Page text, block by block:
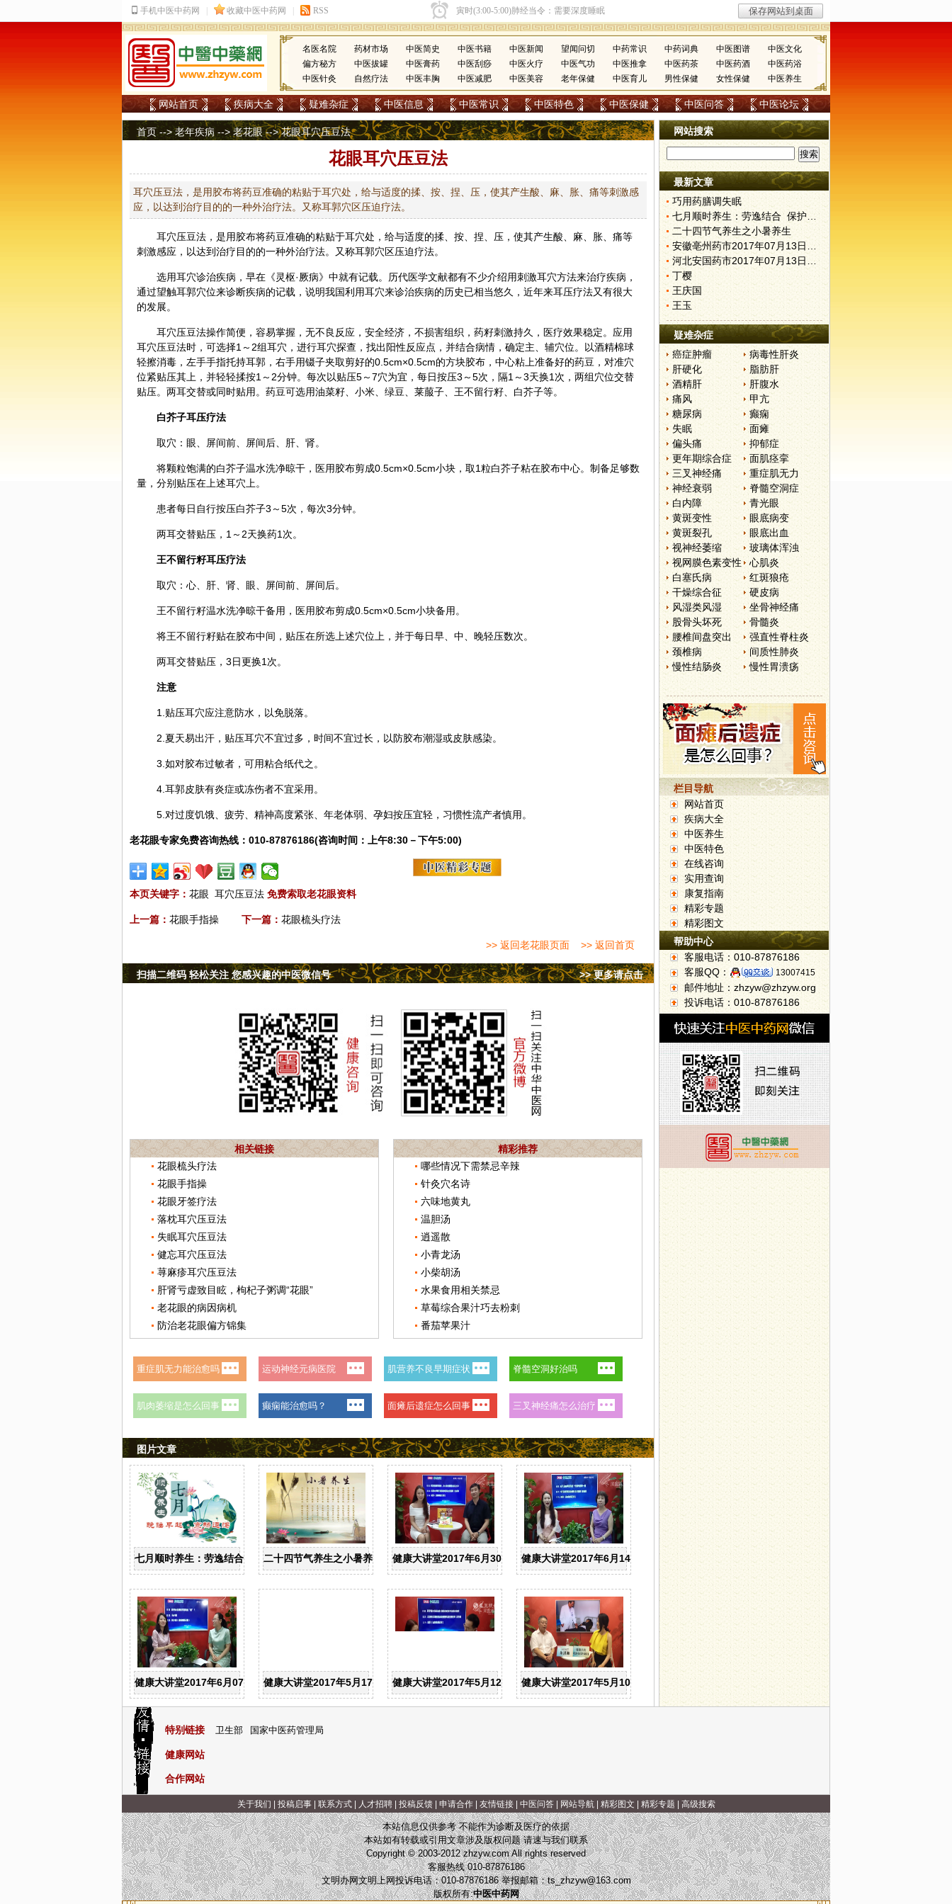
名医名院 药材市场 中医简史 中医书籍 中医新闻 望闻问切 中药常识 中药词典 中医图谱
中医文化
偏方秘方
中医拔罐 中医膏药 中医刮痧 中医火疗 中医气功 中医推拿 中医药茶 中医药酒
中医药浴
中医针灸
自然疗法 中医丰胸 中医减肥 中医美容 老年保健 中医育儿 男性保健 女性保健 中医养生
网站首页 疾病大全 疑难杂症 中医信息 中医常识 中医特色 中医保健 中医问答 中医论坛
首页 -->老年疾病 -->老花眼--> 花眼耳穴压豆法
花眼耳穴压豆法
耳穴压豆法，是用胶布将药豆准确的粘贴于耳穴处，给与适度的揉、按、捏、压，使其产生酸、麻、胀、痛等刺激感
应，以达到治疗目的的一种外治疗法。又称耳郭穴区压迫疗法。
耳穴压豆法，是用胶布将药豆准确的粘贴于耳穴处，给与适度的揉、按、捏、压，使其产生酸、麻、胀、痛等
刺激感应，以达到治疗目的的一种外治疗法。又称耳郭穴区压迫疗法。
选用耳穴诊治疾病，早在《灵枢·厥病》中就有记载。历代医学文献都有不少介绍用刺激耳穴方法来治疗疾病，
通过望触耳郭穴位来诊断疾病的记载，说明我国利用耳穴来诊治疾病的历史已相当悠久，近年来耳压疗法又有很大
的发展。
耳穴压豆法操作简便，容易掌握，无不良反应，安全经济，不损害组织，药籽刺激持久，医疗效果稳定。应用
耳穴压豆法时，可选择1～2组耳穴，进行耳穴探查，找出阳性反应点，并结合病情，确定主、辅穴位。以酒精棉球
轻擦消毒，左手手指托持耳郭，右手用镊子夹取剪好的0.5cm×0.5cm的方块胶布，中心粘上准备好的药豆，对准穴
位紧贴压其上，并轻轻揉按1～2分钟。每次以贴压5～7穴为宜，每日按压3～5次，隔1～3天换1次，两组穴位交替
贴压。两耳交替或同时贴用。药豆可选用油菜籽、小米、绿豆、 莱菔子 王不留行籽、白芥子等。
白芥子耳压疗法
取穴：眼、屏间前、屏间后、肝、肾。
将颗粒饱满的白芥子温水洗净晾干，医用胶布剪成0.5cm×0.5cm小块，取1粒白芥子粘在胶布中心。制备足够数
量，分别贴压在上述耳穴上。
患者每日自行按压白芥子3～5次，每次3分钟。
两耳交替贴压，1～2天换药1次。
王不留行籽耳压疗法
取穴：心、肝、肾、眼、屏间前、屏间后。
王不留行籽温水洗净晾干备用，医用胶布剪成0.5cm×0.5cm小块备用。
将王不留行籽贴在胶布中间，贴压在所选上述穴位上，并于每日早、中、晚轻压数次。
两耳交替贴压，3日更换1次。
注意
1.贴压耳穴应注意防水，以免脱落。
2.夏天易出汗，贴压耳穴不宜过多，时间不宜过长，以防胶布潮湿或皮肤感染。
3.如对胶布过敏者，可用粘合纸代之。
4.耳郭皮肤有炎症或冻伤者不宜采用。
5.对过度饥饿、疲劳、精神高度紧张、年老体弱、孕妇按压宜轻，习惯性流产者慎用。
老花眼专家免费咨询热线：010-87876186(咨询时间：上午8:30－下午5:00)
本页关键字： 花眼 耳穴压豆法 免费索取老花眼资料
上一篇： 花眼手指操 下一篇： 花眼梳头疗法
>> 返回老花眼页面 >> 返回首页
>> 更多请点击
扫描二维码 轻松关注 您感兴趣的中医微信号
相关链接
花眼梳头疗法
花眼手指操
花眼牙签疗法
落枕耳穴压豆法
失眠耳穴压豆法
健忘耳穴压豆法
荨麻疹耳穴压豆法
肝肾亏虚致目眩，枸杞子粥调“花眼”
老花眼的病因病机
防治老花眼偏方锦集
精彩推荐
哪些情况下需禁忌辛辣
针灸穴名诗
六味地黄丸
温胆汤
逍遥散
小青龙汤
小柴胡汤
水果食用相关禁忌
草莓综合果汁巧去粉刺
番茄苹果汁
图片文章
七月顺时养生：劳逸结合 保护阳气二十四节气养生之小暑养生 健康大讲堂2017年6月30日：中医科主任医师史成和--小心夏季高发病急性肠胃炎
健康大讲堂2017年6月14日：北京中日友好医院血液科陈艳荣--白血病预防知识
健康大讲堂2017年6月07日：妇科主任马小娜--高考女生与避孕药 那些不能说的痛
健康大讲堂2017年5月17日：北京中医药大学第三附属医院陈兆军主任--足拇外翻是病 得治！
健康大讲堂2017年5月12日：运动医学科副主任医师沈杰威--教你应对膝关节运动伤
健康大讲堂2017年5月10日：中医专家朱洪海，为您解读颅面神经疾病
网站搜索
最新文章
巧用药膳调失眠
七月顺时养生：劳逸结合 保护阳气
二十四节气养生之小暑养生
安徽亳州药市2017年07月13日快讯
河北安国药市2017年07月13日快讯
丁樱
王庆国
王玉
疑难杂症
癌症肿瘤
病毒性肝炎
肝硬化
脂肪肝
酒精肝
肝腹水
痛风
甲亢
糖尿病
癫痫
失眠
面瘫
偏头痛
抑郁症
更年期综合症
面肌痉挛
三叉神经痛
重症肌无力
神经衰弱
脊髓空洞症
白内障
青光眼
黄斑变性
眼底病变
黄斑裂孔
眼底出血
视神经萎缩
玻璃体浑浊
视网膜色素变性
心肌炎
白塞氏病
红斑狼疮
干燥综合征
硬皮病
风湿类风湿
坐骨神经痛
股骨头坏死
骨髓炎
腰椎间盘突出
强直性脊柱炎
颈椎病
间质性肺炎
慢性结肠炎
慢性胃溃疡
栏目导航
网站首页
疾病大全
中医养生
中医特色
在线咨询
实用查询
康复指南
精彩专题
精彩图文
帮助中心
客服电话：010-87876186
客服QQ：
13007415
邮件地址：zhzyw@zhzyw.org
投诉电话：010-87876186
特别链接 卫生部 国家中医药管理局
健康网站
合作网站
关于我们 投稿启事| 联系方式| 人才招聘| 投稿反馈| 申请合作| 友情链接| 中医问答| 网站导航| 精彩图文 精彩专题 高级搜索
本站信息仅供参考 不能作为诊断及医疗的依据
本站如有转载或引用文章涉及版权问题 请速与我们联系
Copyright © 2003-2012 zhzyw.com All rights reserved
客服热线 010-87876186
文明办网文明上网投诉电话：010-87876186 举报邮箱：ts_zhzyw@163.com
版权所有:中医中药网